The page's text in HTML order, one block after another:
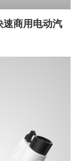
速商用电动汽